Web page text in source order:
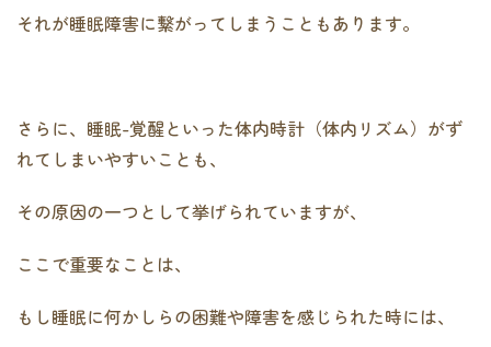
それが睡眠障害に繋がってしまうこともあります。
さらに、睡眠-覚醒といった体内時計（体内リズム）がず
れてしまいやすいことも、
その原因の一つとして挙げられていますが、
ここで重要なことは、
もし睡眠に何かしらの困難や障害を感じられた時には、